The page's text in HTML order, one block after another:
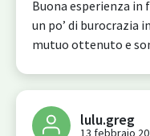
Buona esperienza
un po’ di burocrazia
mutuo ottenuto e
lulu.greg
13 febbraio